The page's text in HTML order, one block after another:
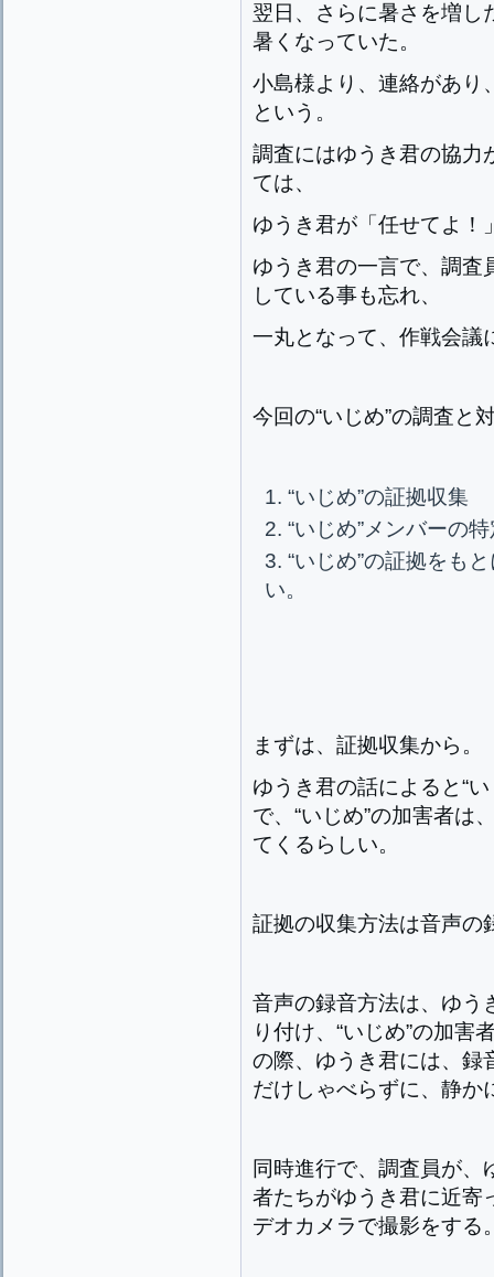
翌日、さらに暑さを増し
暑くなっていた。
小島様より、連絡があり
という。
調査にはゆうき君の協力
ては、
ゆうき君が「任せてよ！
ゆうき君の一言で、調査
している事も忘れ、
一丸となって、作戦会議
今回の“いじめ”の調査と
“いじめ”の証拠収集
“いじめ”メンバーの
“いじめ”の証拠をも
い。
まずは、証拠収集から。
ゆうき君の話によると“
で、“いじめ”の加害者は
てくるらしい。
証拠の収集方法は音声の
音声の録音方法は、ゆう
り付け、“いじめ”の加害
の際、ゆうき君には、録
だけしゃべらずに、静か
同時進行で、調査員が、
者たちがゆうき君に近寄
デオカメラで撮影をする